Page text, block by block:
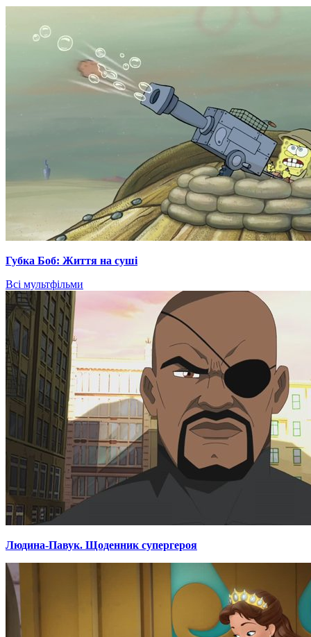
Губка Боб: Життя на суші
Всі мультфільми
Людина-Павук. Щоденник супергероя